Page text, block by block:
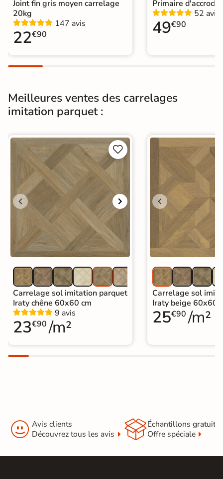
Plancher
Chauffant
Oui
Conditionnement
Support Chape Ancien carrelage
Origine Espagne
Catégories
Carrelage imitation parquet intérieur
Carrelage marron
Carrelage intérieur / extérieur
identique
|Carrelage sol cuisine
Carrelage salon moderne
Carrelage Chambre
Carrelage WC
Joint fin gris moyen carrelage
20kg
147 avis
22€90
Primaire
52 avis
49€90
Meilleures ventes des carrelages
imitation parquet :


Carrelage sol imitation parquet
Iraty chêne 60x60 cm
9 avis
23€90 /m²
Carrelage sol
Iraty beige 60x60
25€90 /m²
 Avis clients
Découvrez tous les avis
Échantillons gratuit
Offre spéciale